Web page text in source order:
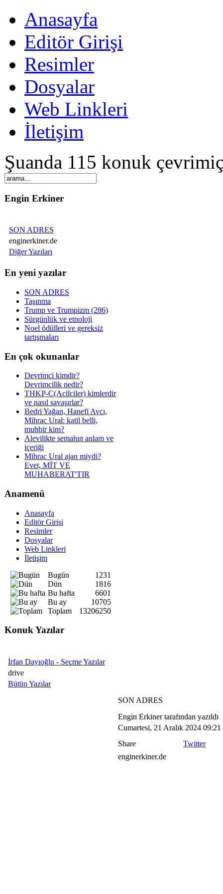
Anasayfa
Editör Girişi
Resimler
Dosyalar
Web Linkleri
İletişim
Şuanda 115 konuk
Engin Erkiner
SON ADRES
enginerkiner.de
Diğer Yazıları
En yeni yazılar
SON ADRES
Taşınma
Trump ve Trumpizm (286)
Sürgünlük ve etnoloji
Noel ödülleri ve gereksiz
tartışmaları
En çok okunanlar
Devrimci kimdir?
Devrimcilik nedir?
THKP-C(Acilciler) kimlerdir
ve nasıl savaşırlar?
Bedri Yağan, Hanefi Avcı,
Mihrac Ural: katil belli,
muhbir kim?
Alevilikte semahın anlam ve
içeriği
Mihrac Ural ajan miydi?
Evet, MİT VE
MUHABERAT'TIR
Anamenü
Anasayfa
Editör Girişi
Resimler
Dosyalar
Web Linkleri
İletişim
Bugün
1231
Dün
1816
Bu hafta
6601
Bu ay
10705
Toplam
13206250
Konuk Yazılar
İrfan Dayıoğlu - Seçme Yazılar
drive
Bütün Yazılar
SON ADRES
Engin Erkiner tarafından yazıldı
Cumartesi, 21 Aralık 2024 09:21
Share
Twitter
enginerkiner.de